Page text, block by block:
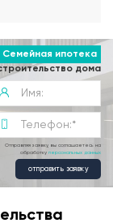
Семейная ипотека
дома
Отправляя заявку, вы соглашаетесь на
обработку персональных данных
отправить заявку